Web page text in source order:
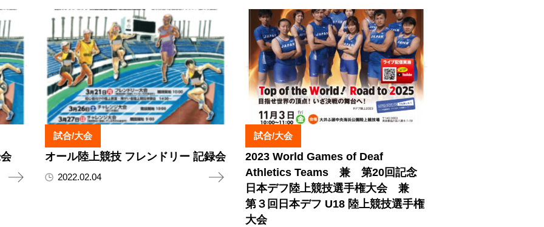
試合/大会
オール陸上競技 フレンドリー 記録会
2022.02.04
試合/大会
2023 World Games of Deaf
Athletics Teams 兼 第20回記念
日本デフ陸上競技選手権大会 兼
第３回日本デフ U18 陸上競技選手権
大会